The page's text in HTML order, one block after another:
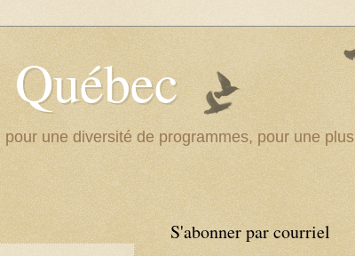
une diversité de programmes, pour une plus
S'abonner par courriel